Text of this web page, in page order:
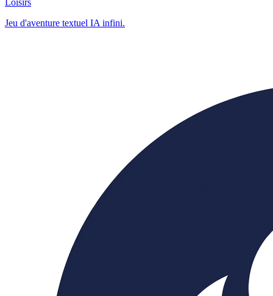
Loisirs
Jeu d'aventure textuel IA infini.